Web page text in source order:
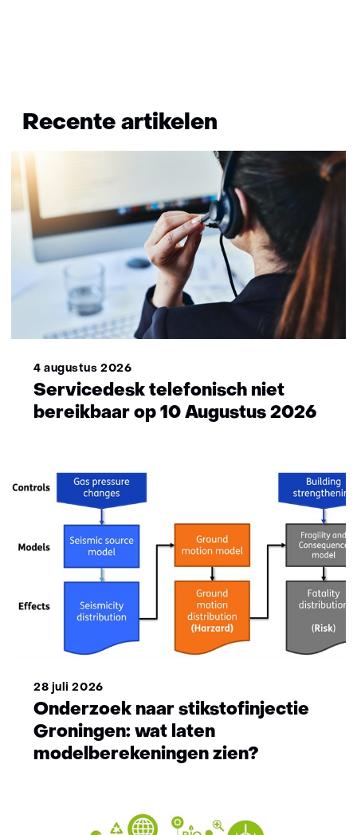
naar
(Wil
meer
informatie?)
Recente artikelen
4 augustus 2026
Servicedesk telefonisch niet
bereikbaar op 10 Augustus 2026
28 juli 2026
Onderzoek naar stikstofinjectie
Groningen: wat laten
modelberekeningen zien?